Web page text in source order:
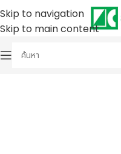
Skip to navigation
Skip to main content